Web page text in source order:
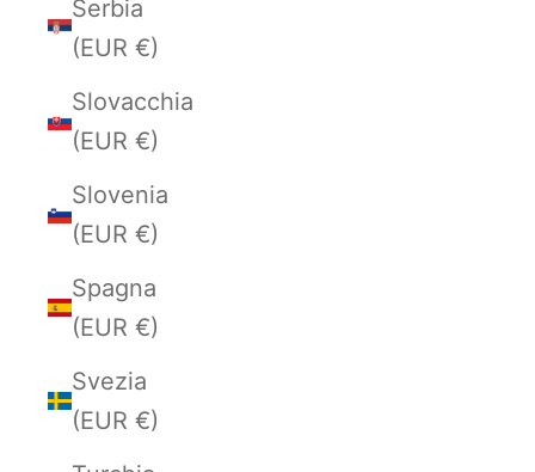
Serbia
(EUR €)
Slovacchia
(EUR €)
Slovenia
(EUR €)
Spagna
(EUR €)
Svezia
(EUR €)